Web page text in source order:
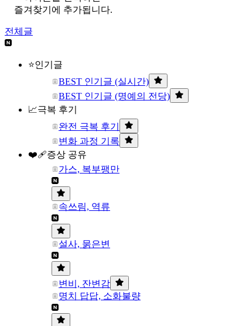
즐겨찾기에 추가됩니다.
전체글
⭐인기글
BEST 인기글 (실시간)
BEST 인기글 (명예의 전당)
📈극복 후기
완전 극복 후기
변화 과정 기록
❤️‍🩹증상 공유
가스, 복부팽만
속쓰림, 역류
설사, 묽은변
변비, 잔변감
명치 답답, 소화불량